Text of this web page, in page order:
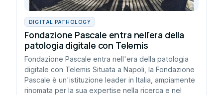
DIGITAL PATHOLOGY
Fondazione Pascale entra nell'era della
patologia digitale con Telemis
Fondazione Pascale entra nell'era della patologia
digitale con Telemis Situata a Napoli, la Fondazione
Pascale è un'istituzione leader in Italia, ampiamente
rinomata per la sua expertise nella ricerca e nel